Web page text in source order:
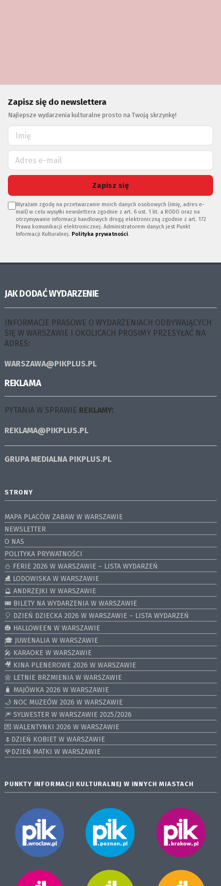
Zapisz się do newslettera
Najlepsze wydarzenia kulturalne prosto na Twoją skrzynkę!
Zapisz się
Wyrażam zgodę na przetwarzanie moich danych osobowych (imię, adres e-
mail) w celu wysyłki newslettera zgodnie z art. 6 ust. 1 lit. a RODO oraz na
otrzymywanie informacji handlowych drogą elektroniczną zgodnie z art. 172
Prawa komunikacji elektronicznej. Administratorem danych jest Punkt
Informacji Kulturalnej. Polityka prywatności.
JAK DODAĆ WYDARZENIE
INFORMACJE PRASOWE O WYDARZENIACH ODBYWAJĄCYCH
SIĘ W WARSZAWIE I OKOLICACH PROSIMY PRZESYŁAĆ NA
ADRES:
WARSZAWA@PIKPLUS.PL
REKLAMA
PYTANIA W SPRAWIE REKLAMY:
REKLAMA@PIKPLUS.PL
GRUPA MEDIALNA PIKPLUS.PL
STRONY
MAPA PLACÓW ZABAW W WARSZAWIE
NEWSLETTER
O NAS
POLITYKA PRYWATNOŚCI
⛄️ FERIE 2026 W WARSZAWIE – LISTA WYDARZEŃ
⛸ LODOWISKA W WARSZAWIE
🔮 ANDRZEJKI W WARSZAWIE
🎟️ BILETY NA WYDARZENIA W WARSZAWIE
🎈 DZIEŃ DZIECKA 2026 W WARSZAWIE – LISTA WYDARZEŃ
🎃 HALLOWEEN W WARSZAWIE
🎓 JUWENALIA W WARSZAWIE
🎤 KARAOKE W WARSZAWIE
🎥 KINA PLENEROWE 2026 W WARSZAWIE
🌼 LETNIE BRZMIENIA W WARSZAWIE
🧳 MAJÓWKA 2026 W WARSZAWIE
🌙 NOC MUZEÓW 2026 W WARSZAWIE
🎆 SYLWESTER W WARSZAWIE 2025/2026
💌 WALENTYNKI 2026 W WARSZAWIE
🌷DZIEŃ KOBIET W WARSZAWIE
🌹DZIEŃ MATKI W WARSZAWIE
PUNKTY INFORMACJI KULTURALNEJ W INNYCH MIASTACH